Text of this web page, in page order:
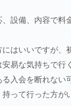
、設備、内容で料
にはいいですが、
安易な気持ちで行
入会を断れない
って行った方が